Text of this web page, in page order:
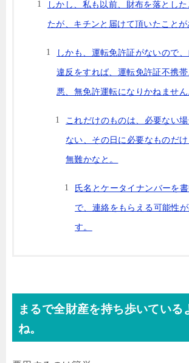
しかし、私も以前、財布を落とし
たが、キチンと届けて頂いたことが
しかも、運転免許証がないので
違反をすれば、運転免許証不携
悪、無免許運転になりかねません
これだけのものは、必要ない
ない、その日に必要なものだ
無難かなと。
氏名とケータイナンバーを
で、連絡をもらえる可能性
す。
まるで全財産を持ち歩いている
ね。